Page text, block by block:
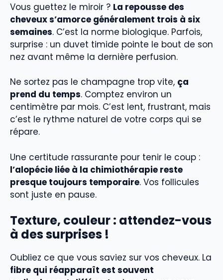
Vous guettez le miroir ? La repousse des
cheveux s’amorce généralement trois à six
semaines. C’est la norme biologique. Parfois,
surprise : un duvet timide pointe le bout de son
nez avant même la dernière perfusion.
Ne sortez pas le champagne trop vite, ça
prend du temps. Comptez environ un
centimètre par mois. C’est lent, frustrant, mais
c’est le rythme naturel de votre corps qui se
répare.
Une certitude rassurante pour tenir le coup :
l’alopécie liée à la chimiothérapie reste
presque toujours temporaire. Vos follicules
sont juste en pause.
Texture, couleur : attendez-vous
à des surprises !
Oubliez ce que vous saviez sur vos cheveux. La
fibre qui réapparaît est souvent